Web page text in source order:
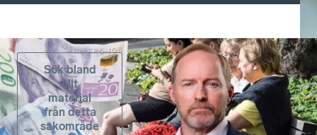
Sök bland
allt
material
från detta
sakområde